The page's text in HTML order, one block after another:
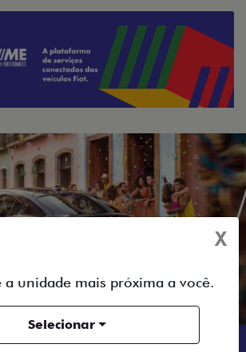
X
a unidade mais próxima a você.
Selecionar